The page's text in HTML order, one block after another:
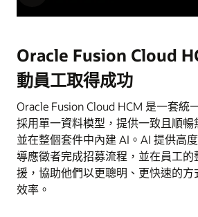
Oracle Fusion Cloud
動員工取得成功
Oracle Fusion Cloud HCM 是一套統
採用單一資料模型，提供一致且順暢
並在整個套件中內建 AI。AI 提供高
導應徵者完成招募流程，並在員工的
援，協助他們以更聰明、更快速的
效率。